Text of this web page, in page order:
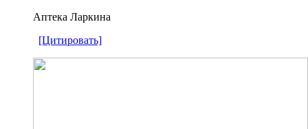
Аптека Ларкина
[Цитировать]